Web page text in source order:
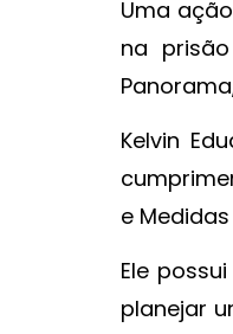
Uma
na
Kelvin
e
Ele
planejar